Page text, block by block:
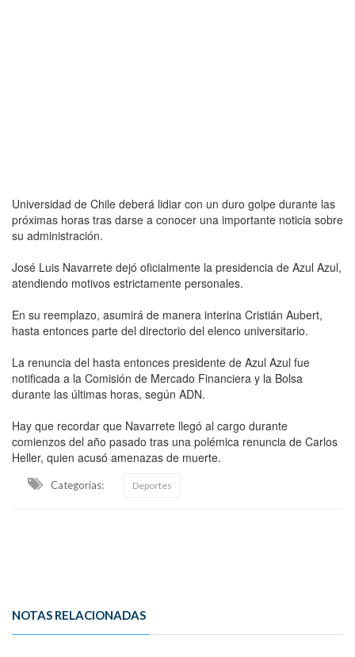
Universidad de Chile deberá lidiar con un duro golpe durante las
próximas horas tras darse a conocer una importante noticia sobre
su administración.
José Luis Navarrete dejó oficialmente la presidencia de Azul Azul,
atendiendo motivos estrictamente personales.
En su reemplazo, asumirá de manera interina Cristián Aubert,
hasta entonces parte del directorio del elenco universitario.
La renuncia del hasta entonces presidente de Azul Azul fue
notificada a la Comisión de Mercado Financiera y la Bolsa
durante las últimas horas, según ADN.
Hay que recordar que Navarrete llegó al cargo durante
comienzos del año pasado tras una polémica renuncia de Carlos
Heller, quien acusó amenazas de muerte.
Categorias: Deportes
NOTAS RELACIONADAS